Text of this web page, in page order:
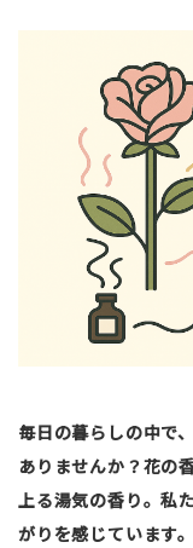
毎日の暮らしの中で
ありませんか？花の
上る湯気の香り。私
がりを感じています。